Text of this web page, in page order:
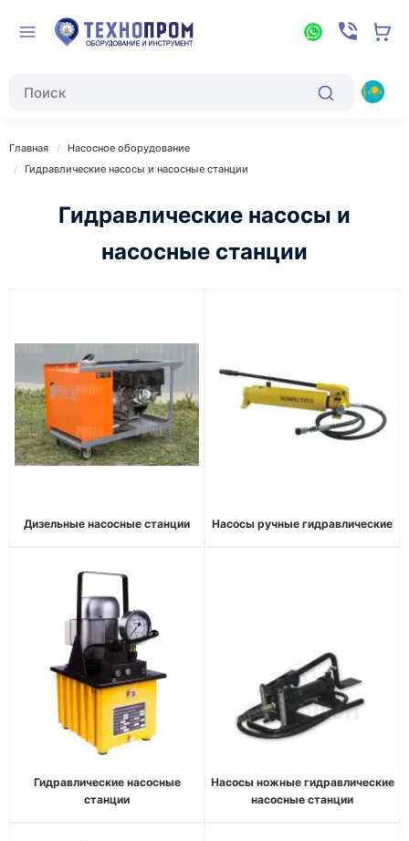
Главная
Насосное оборудование
Гидравлические насосы и насосные станции
Гидравлические насосы и
насосные станции
Дизельные насосные станции Насосы ручные гидравлические
Гидравлические насосные
станции
Насосы ножные гидравлические
насосные станции